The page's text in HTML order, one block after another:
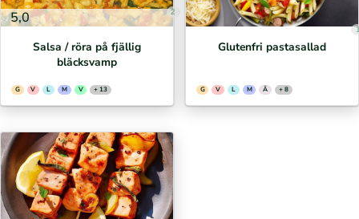
5,0 2
Salsa / röra på fjällig
bläcksvamp
G V L M V + 13
Glutenfri pastasallad
G V L M Ä + 8